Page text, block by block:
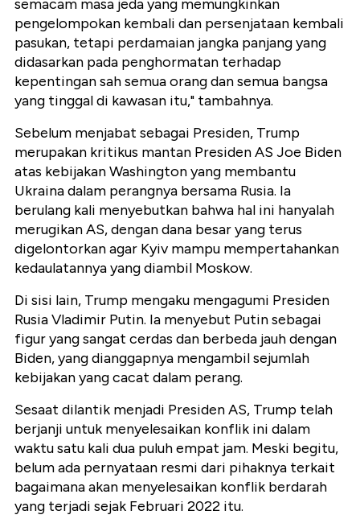
semacam masa jeda yang memungkinkan
pengelompokan kembali dan persenjataan kembali
pasukan, tetapi perdamaian jangka panjang yang
didasarkan pada penghormatan terhadap
kepentingan sah semua orang dan semua bangsa
yang tinggal di kawasan itu," tambahnya.
Sebelum menjabat sebagai Presiden, Trump
merupakan kritikus mantan Presiden AS Joe Biden
atas kebijakan Washington yang membantu
Ukraina dalam perangnya bersama Rusia. Ia
berulang kali menyebutkan bahwa hal ini hanyalah
merugikan AS, dengan dana besar yang terus
digelontorkan agar Kyiv mampu mempertahankan
kedaulatannya yang diambil Moskow.
Di sisi lain, Trump mengaku mengagumi Presiden
Rusia Vladimir Putin. Ia menyebut Putin sebagai
figur yang sangat cerdas dan berbeda jauh dengan
Biden, yang dianggapnya mengambil sejumlah
kebijakan yang cacat dalam perang.
Sesaat dilantik menjadi Presiden AS, Trump telah
berjanji untuk menyelesaikan konflik ini dalam
waktu satu kali dua puluh empat jam. Meski begitu,
belum ada pernyataan resmi dari pihaknya terkait
bagaimana akan menyelesaikan konflik berdarah
yang terjadi sejak Februari 2022 itu.